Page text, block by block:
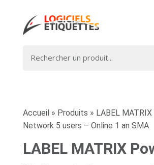
Accueil » Produits » LABEL
Network 5 users – Online 1 an SMA
LABEL MATRIX